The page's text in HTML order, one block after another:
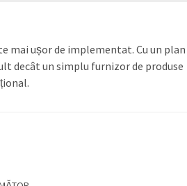
mai ușor de implementat. Cu un plan
decât un simplu furnizor de produse